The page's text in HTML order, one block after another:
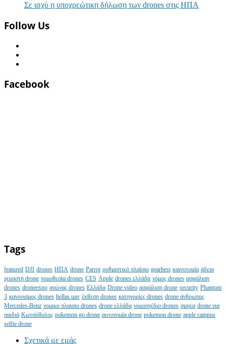
Σε ισχύ η υποχρεώτικη δήλωση των drones στις ΗΠΑ
Follow Us
Facebook
Tags
featured DJI drones ΗΠΑ drone Parrot ρυθμιστικό πλαίσιο gearbest καινοτομία άδεια
χειριστή drone νομοθεσία drones CES Apple drones ελλάδα νόμος drones ασφάλιση
drones droneexpo αγώνας drones Ελλάδα Drone video ασφάλιση drone security Phantom
3 κανονισμος drones hellas uav έκθεση drones κατηγορίες drones drone άνθρωπος
Mercedes-Benz νομικο πλαισιο drones drone ελλάδα νομοσχέδιο drones σμηεα drone για
παιδιά Κωτσόβολος pokemon go drone αυτονομία drone pokemon drone apple campus
selfie drone
Σχετικά με εμάς